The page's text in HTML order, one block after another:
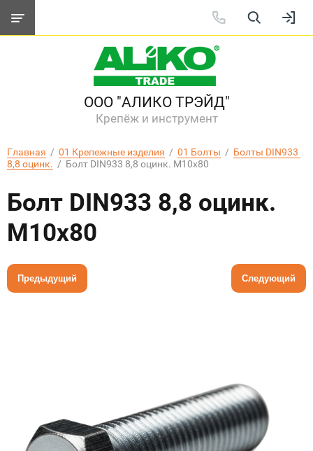
ООО "АЛИКО ТРЭЙД"
Крепёж и инструмент
Главная
  /
01 Крепежные изделия
  /
01 Болты
  /
Болты DIN933
8,8 оцинк.
  /  Болт DIN933 8,8 оцинк. M10х80
Болт DIN933 8,8 оцинк.
M10х80
Предыдущий Следующий